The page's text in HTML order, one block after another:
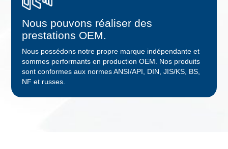
Nous pouvons réaliser des
prestations OEM.
Nous possédons notre propre marque indépendante et
sommes performants en production OEM. Nos produits
sont conformes aux normes ANSI/API, DIN, JIS/KS, BS,
NF et russes.